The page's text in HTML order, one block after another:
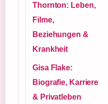
Thornton: Leben,
Filme,
Beziehungen &
Krankheit
Gisa Flake:
Biografie, Karriere
& Privatleben